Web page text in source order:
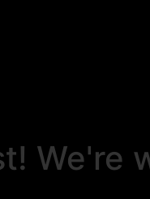
We're